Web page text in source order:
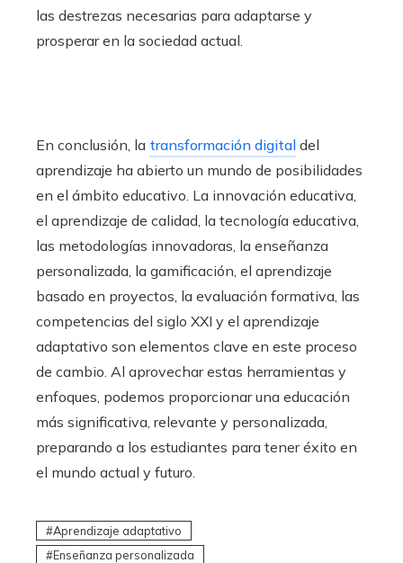
las destrezas necesarias para adaptarse y
prosperar en la sociedad actual.
En conclusión, la transformación digital del
aprendizaje ha abierto un mundo de posibilidades
en el ámbito educativo. La innovación educativa,
el aprendizaje de calidad, la tecnología educativa,
las metodologías innovadoras, la enseñanza
personalizada, la gamificación, el aprendizaje
basado en proyectos, la evaluación formativa, las
competencias del siglo XXI y el aprendizaje
adaptativo son elementos clave en este proceso
de cambio. Al aprovechar estas herramientas y
enfoques, podemos proporcionar una educación
más significativa, relevante y personalizada,
preparando a los estudiantes para tener éxito en
el mundo actual y futuro.
Aprendizaje adaptativo
Enseñanza personalizada